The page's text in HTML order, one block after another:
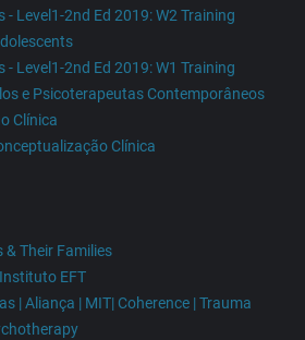
Level1-2nd Ed 2019: W2 Training
Level1-2nd Ed 2019: W1 Training
e Psicoterapeutas Contemporâneos
Clínica
Clínica
& Their Families
EFT
| Aliança | MIT| Coherence | Trauma